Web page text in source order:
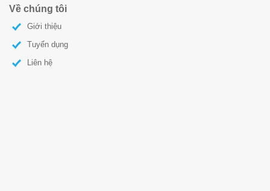
Về chúng tôi
Giới thiệu
Tuyển dụng
Liên hệ